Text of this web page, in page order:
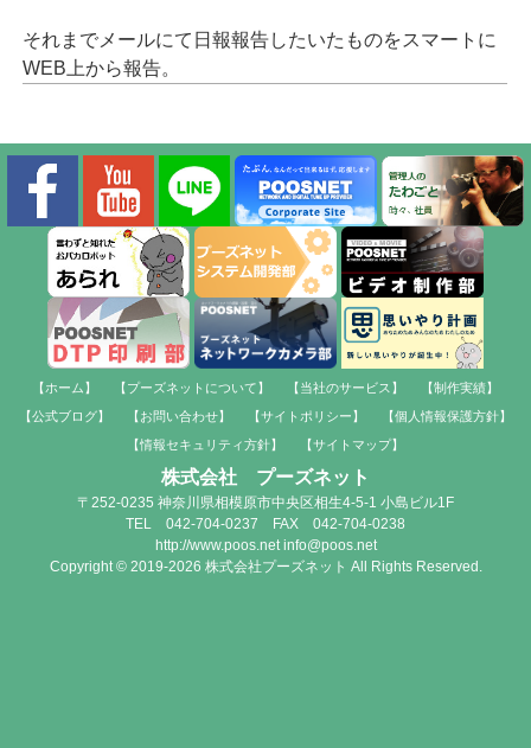
それまでメールにて日報報告したいたものをスマートに
WEB上から報告。
【ホーム】 【プーズネットについて】 【当社のサービス】
【制作実績】
【公式ブログ】
【お問い合わせ】 【サイトポリシー】
【個人情報保護方針】
【情報セキュリティ方針】
【サイトマップ】
株式会社 プーズネット
〒252-0235 神奈川県相模原市中央区相生4-5-1 小島ビル1F
TEL 042-704-0237 FAX 042-704-0238
http://www.poos.net info@poos.net
Copyright © 2019-2026 株式会社プーズネット All Rights Reserved.